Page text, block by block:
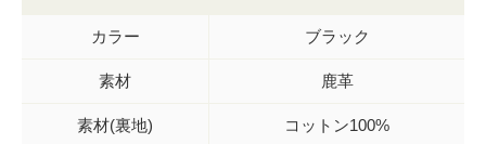
カラー ブラック
素材 鹿革
素材(裏地) コットン100%